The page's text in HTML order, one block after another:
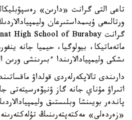
تاعى التى گرانت «دارىن»
ورتالىعى ۇيىمداستىرعان
ماتەماتيكا، بيولوگيا، حيميا جانە
ىشكى وليمپيادالارىندا ءبىرىنشى ورىن
دارىندى تالاپكەرلەردى قولداۋ
اتىراۋ مۇناي جانە گاز ۋنيۆەرسيتەتى
پاندەر بويىنشا وبلىستىق